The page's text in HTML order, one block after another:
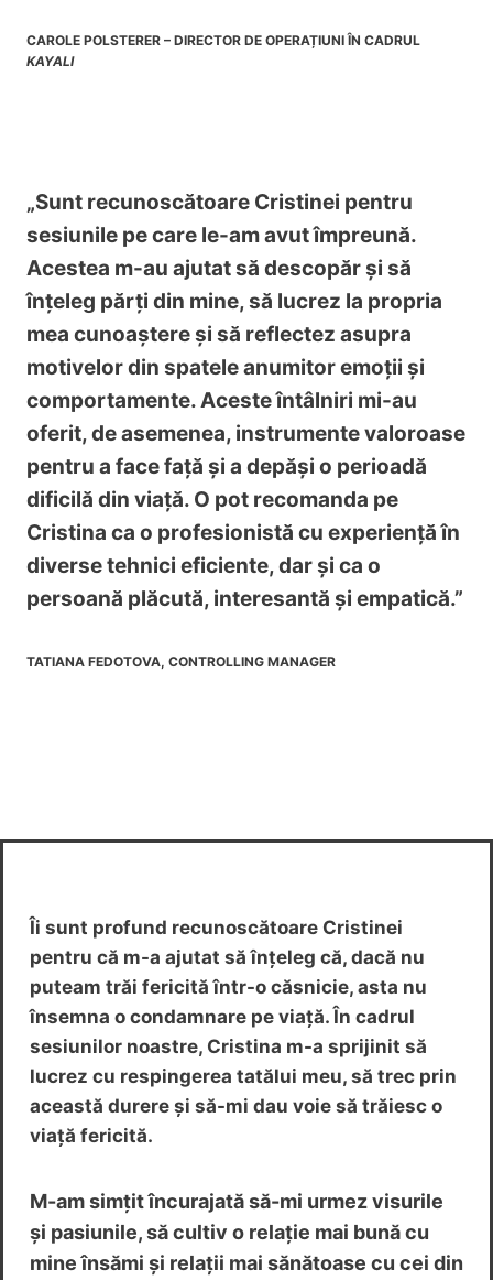
CAROLE POLSTERER – DIRECTOR DE OPERAȚIUNI ÎN CADRUL
KAYALI
„Sunt recunoscătoare Cristinei pentru
sesiunile pe care le-am avut împreună.
Acestea m-au ajutat să descopăr și să
înțeleg părți din mine, să lucrez la propria
mea cunoaștere și să reflectez asupra
motivelor din spatele anumitor emoții și
comportamente. Aceste întâlniri mi-au
oferit, de asemenea, instrumente valoroase
pentru a face față și a depăși o perioadă
dificilă din viață. O pot recomanda pe
Cristina ca o profesionistă cu experiență în
diverse tehnici eficiente, dar și ca o
persoană plăcută, interesantă și empatică.”
TATIANA FEDOTOVA, CONTROLLING MANAGER
Îi sunt profund recunoscătoare Cristinei
pentru că m-a ajutat să înțeleg că, dacă nu
puteam trăi fericită într-o căsnicie, asta nu
însemna o condamnare pe viață. În cadrul
sesiunilor noastre, Cristina m-a sprijinit să
lucrez cu respingerea tatălui meu, să trec prin
această durere și să-mi dau voie să trăiesc o
viață fericită.
M-am simțit încurajată să-mi urmez visurile
și pasiunile, să cultiv o relație mai bună cu
mine însămi și relații mai sănătoase cu cei din